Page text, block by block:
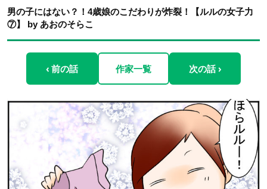
男の子にはない？！4歳娘のこだわりが炸裂！【ルルの女子力
⑦】 by あおのそらこ
‹ 前の話 作家一覧 次の話 ›